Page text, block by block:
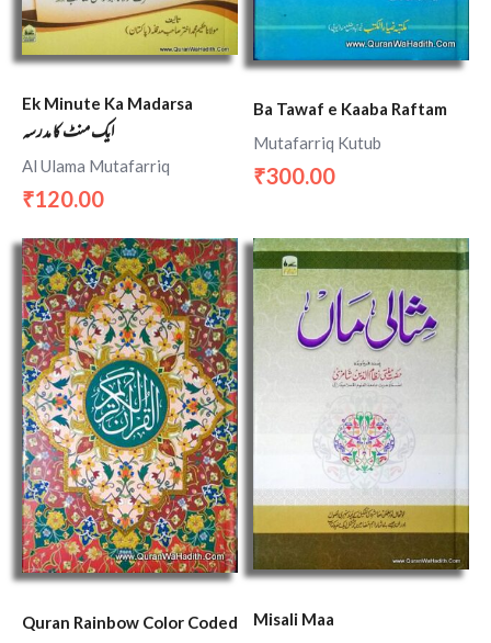
Ek Minute Ka Madarsa
ایک منٹ کا مدرسہ
Al Ulama Mutafarriq
₹120.00
Ba Tawaf e Kaaba Raftam
Mutafarriq Kutub
₹300.00
Quran Rainbow Color Coded
Misali Maa